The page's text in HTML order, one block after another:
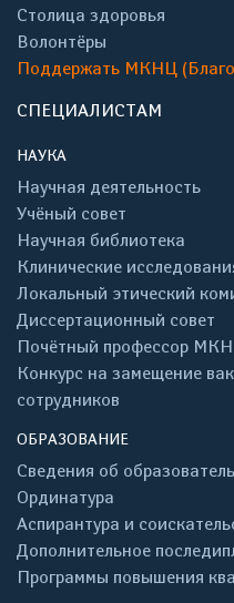
Столица здоровья
Волонтёры
Поддержать МКНЦ
СПЕЦИАЛИСТАМ
НАУКА
Научная деятельность
Учёный совет
Научная библиотека
Клинические
Локальный этический
Диссертационный совет
Почётный профессор
Конкурс на замещение
сотрудников
ОБРАЗОВАНИЕ
Сведения об
Ординатура
Аспирантура и
Дополнительное
Программы повышения